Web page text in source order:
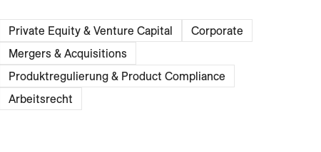
Private Equity & Venture Capital
Corporate
Mergers & Acquisitions
Produktregulierung & Product Compliance
Arbeitsrecht